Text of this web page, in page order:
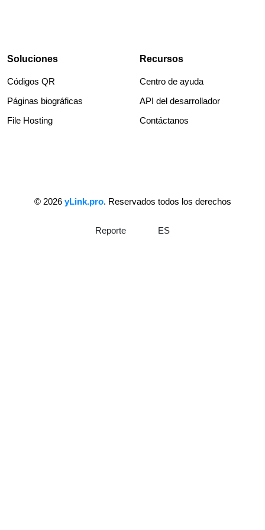
Soluciones
Códigos QR
Páginas biográficas
File Hosting
Recursos
Centro de ayuda
API del desarrollador
Contáctanos
© 2026 yLink.pro. Reservados todos los derechos
Reporte ES